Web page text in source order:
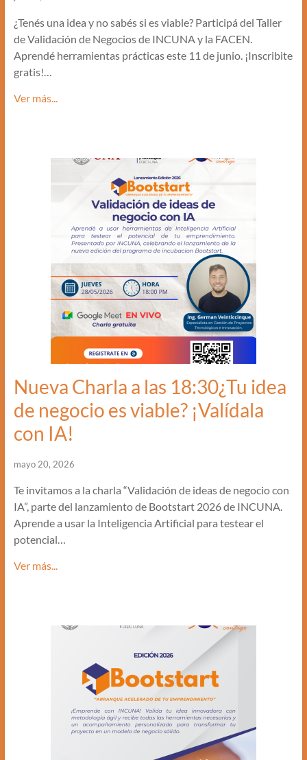
¿Tenés una idea y no sabés si es viable? Participá del Taller
de Validación de Negocios de INCUNA y la FACEN.
Aprendé herramientas prácticas este 11 de junio. ¡Inscribite
gratis!…
Ver más...
Nueva Charla a las 18:30¿Tu idea
de negocio es viable? ¡Valídala
con IA!
mayo 20, 2026
Te invitamos a la charla “Validación de ideas de negocio con
IA”, parte del lanzamiento de Bootstart 2026 de INCUNA.
Aprende a usar la Inteligencia Artificial para testear el
potencial…
Ver más...